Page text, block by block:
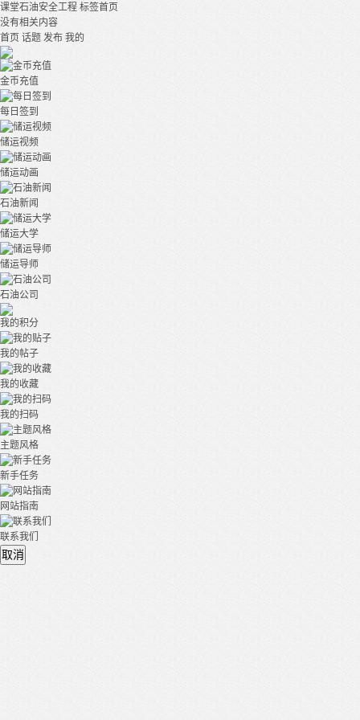
课堂石油安全工程 标签首页
没有相关内容
首页 话题 发布 我的
金币充值
每日签到
储运视频
储运动画
石油新闻
储运大学
储运导师
石油公司
我的积分
我的帖子
我的收藏
我的扫码
主题风格
新手任务
网站指南
联系我们
取消